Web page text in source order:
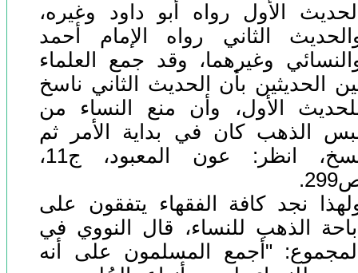
الأول رواه أبو داود وغيره،
الثاني رواه الإمام أحمد
وغيرهما، وقد جمع العلماء
الحديثين بأن الحديث الثاني ناسخ
الأول، وأن منع النساء من
الذهب كان في بداية الأمر ثم
نسخ، انظر: عون المعبود، ج11،
نجد كافة الفقهاء يتفقون على
الذهب للنساء، قال النووي في
"أجمع المسلمون على أنه